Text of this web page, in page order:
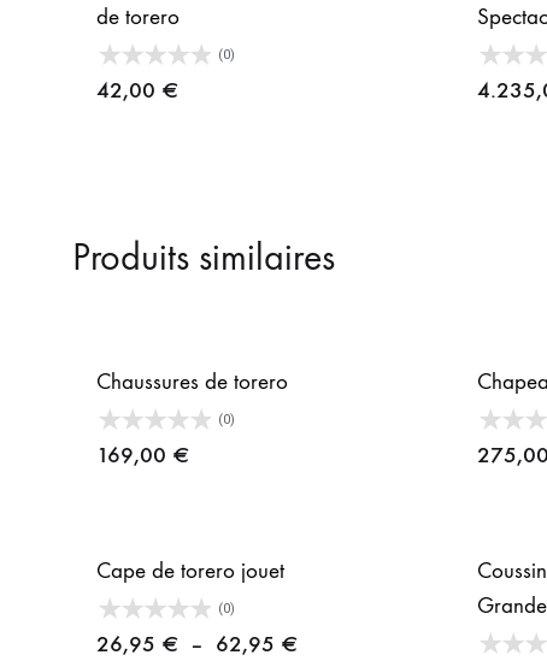
de torero
(0)
42,00 €
Produits similaires
Chaussures de torero
(0)
169,00 € 275,00
Cape de torero jouet
(0)
26,95 € – 62,95 €Plage